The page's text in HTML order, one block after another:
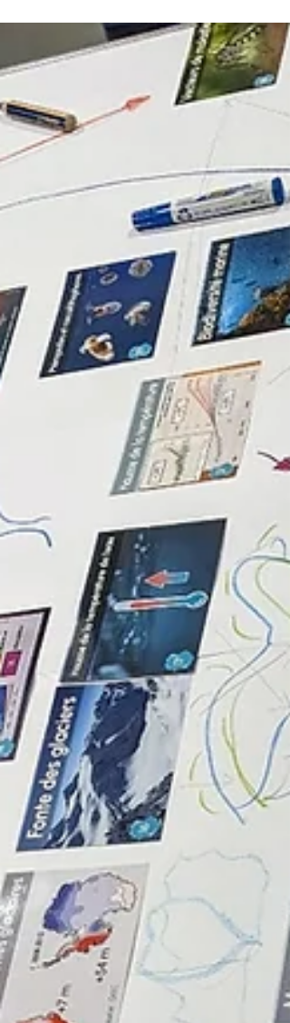
superette, etc. et 7mn à pied de la ZAC la Laouve et
commerces. A 4mn en voiture de la sortie n°34 de
l'autoroute A8.